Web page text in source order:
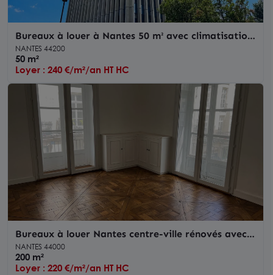
Bureaux à louer à Nantes 50 m² avec climatisation
et chauffage
NANTES 44200
50 m²
Loyer : 240 €/m²/an HT HC
Bureaux à louer Nantes centre-ville rénovés avec
ascenseur et cuisine équipée
NANTES 44000
200 m²
Loyer : 220 €/m²/an HT HC